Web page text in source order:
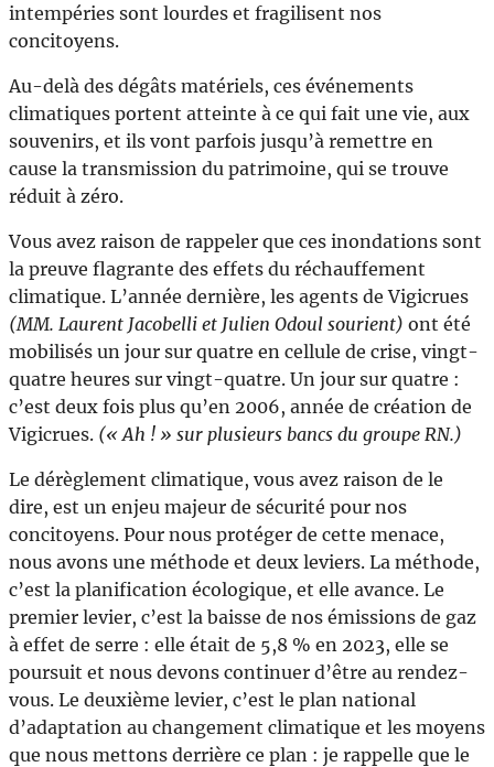
intempéries sont lourdes et fragilisent nos
concitoyens.
Au-delà des dégâts matériels, ces événements
climatiques portent atteinte à ce qui fait une vie, aux
souvenirs, et ils vont parfois jusqu’à remettre en
cause la transmission du patrimoine, qui se trouve
réduit à zéro.
Vous avez raison de rappeler que ces inondations sont
la preuve flagrante des effets du réchauffement
climatique. L’année dernière, les agents de Vigicrues
(MM. Laurent Jacobelli et Julien Odoul sourient) ont été
mobilisés un jour sur quatre en cellule de crise, vingt-
quatre heures sur vingt-quatre. Un jour sur quatre :
c’est deux fois plus qu’en 2006, année de création de
Vigicrues. (« Ah ! » sur plusieurs bancs du groupe RN.)
Le dérèglement climatique, vous avez raison de le
dire, est un enjeu majeur de sécurité pour nos
concitoyens. Pour nous protéger de cette menace,
nous avons une méthode et deux leviers. La méthode,
c’est la planification écologique, et elle avance. Le
premier levier, c’est la baisse de nos émissions de gaz
à effet de serre : elle était de 5,8 % en 2023, elle se
poursuit et nous devons continuer d’être au rendez-
vous. Le deuxième levier, c’est le plan national
d’adaptation au changement climatique et les moyens
que nous mettons derrière ce plan : je rappelle que le